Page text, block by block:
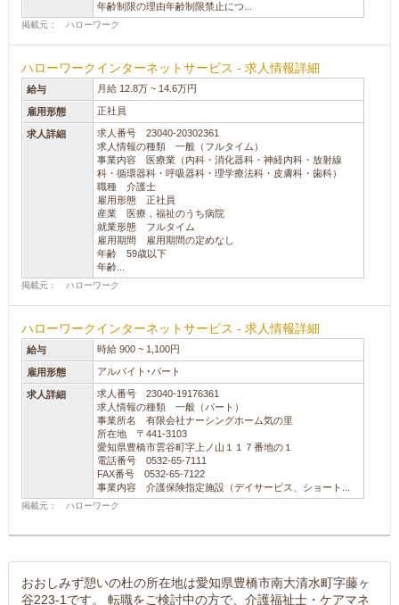
年齢制限の理由年齢制限禁止につ...
掲載元： ハローワーク
ハローワークインターネットサービス - 求人情報詳細
給与 月給 12.8万 ~ 14.6万円
雇用形態 正社員
求人詳細
求人番号 23040-20302361
求人情報の種類 一般（フルタイム）
事業内容 医療業（内科・消化器科・神経内科・放射線
科・循環器科・呼吸器科・理学療法科・皮膚科・歯科）
職種 介護士
雇用形態 正社員
産業 医療，福祉のうち病院
就業形態 フルタイム
雇用期間 雇用期間の定めなし
年齢 59歳以下
年齢...
掲載元： ハローワーク
ハローワークインターネットサービス - 求人情報詳細
給与 時給 900 ~ 1,100円
雇用形態 アルバイト･パート
求人詳細
求人番号 23040-19176361
求人情報の種類 一般（パート）
事業所名 有限会社ナーシングホーム気の里
所在地 〒441-3103
愛知県豊橋市雲谷町字上ノ山１１７番地の１
電話番号 0532-65-7111
FAX番号 0532-65-7122
事業内容 介護保険指定施設（デイサービス、ショート...
掲載元： ハローワーク
おおしみず憩いの杜の所在地は愛知県豊橋市南大清水町字藤ヶ
谷223-1です。 転職をご検討中の方で、介護福祉士・ケアマネ